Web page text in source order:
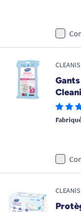
CLEANIS
CLEANIS